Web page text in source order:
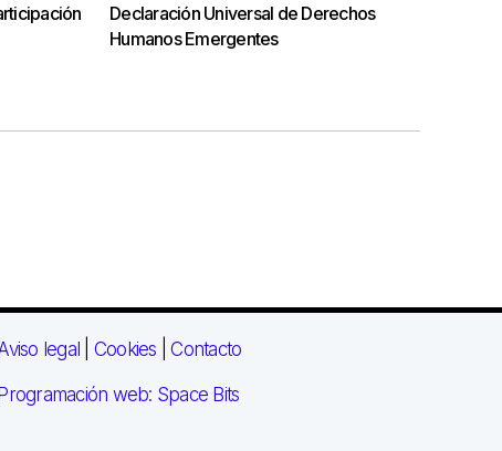
Declaración Universal de Derechos
Humanos Emergentes
legal Cookies |Contacto
web: Space Bits